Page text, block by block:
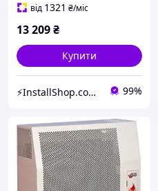
від 1321 ₴/міс
13 209₴
Купити
⚡InstallShop.com.ua⚡ 99%